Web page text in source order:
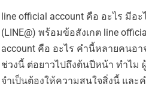
line official account คือ อะไร มีอ
(LINE@) พร้อมข้อสังเกต line
account คือ อะไร คำนี้หลายคนอ
ช่วงนี้ ต่อยาวไปถึงต้นปีหน้า ทำไม
จำเป็นต้องให้ความสนใจสิ่งนี้ และ